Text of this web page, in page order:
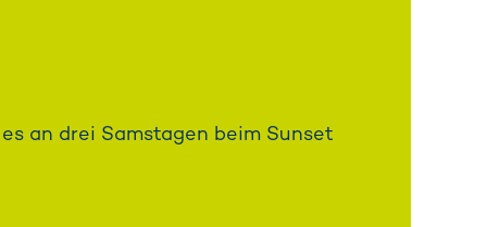
an drei Samstagen beim Sunset